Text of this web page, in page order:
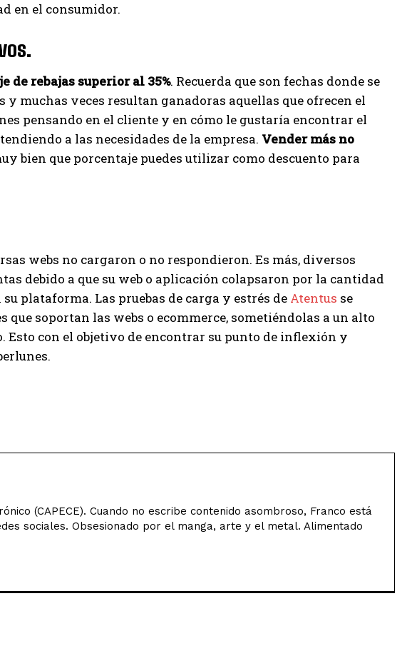
en el consumidor.
de rebajas superior al 35%. Recuerda que son fechas donde se
muchas veces resultan ganadoras aquellas que ofrecen el
pensando en el cliente y en cómo le gustaría encontrar el
a las necesidades de la empresa. Vender más no
bien que porcentaje puedes utilizar como descuento para
webs no cargaron o no respondieron. Es más, diversos
debido a que su web o aplicación colapsaron por la cantidad
su plataforma. Las pruebas de carga y estrés de Atentus se
soportan las webs o ecommerce, sometiéndolas a un alto
con el objetivo de encontrar su punto de inflexión y
(CAPECE). Cuando no escribe contenido asombroso, Franco está
sociales. Obsesionado por el manga, arte y el metal. Alimentado